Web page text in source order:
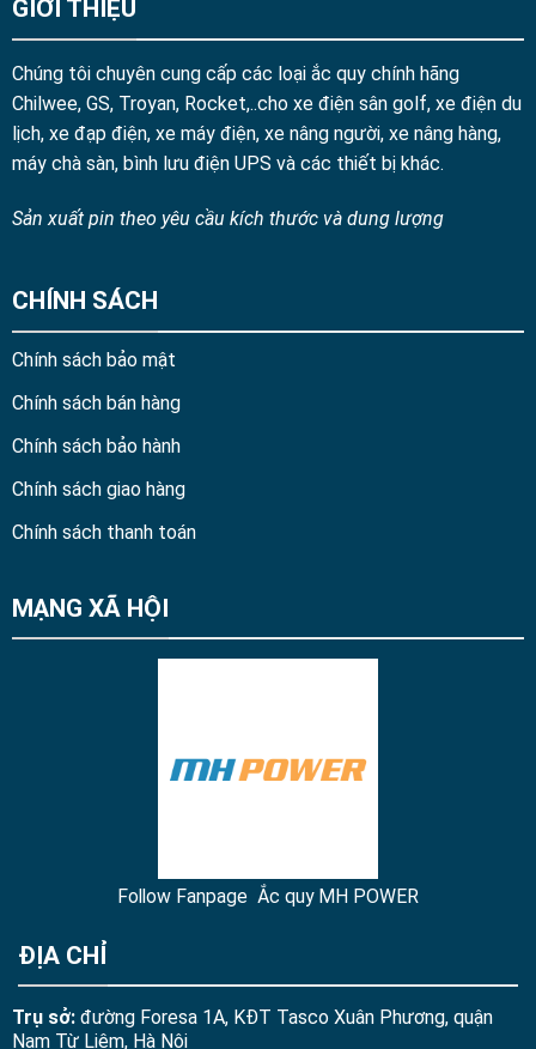
GIỚI THIỆU
Chúng tôi chuyên cung cấp các loại ắc quy chính hãng
Chilwee, GS, Troyan, Rocket,..cho xe điện sân golf, xe điện du
lịch, xe đạp điện, xe máy điện, xe nâng người, xe nâng hàng,
máy chà sàn, bình lưu điện UPS và các thiết bị khác.
Sản xuất pin theo yêu cầu kích thước và dung lượng
CHÍNH SÁCH
Chính sách bảo mật
Chính sách bán hàng
Chính sách bảo hành
Chính sách giao hàng
Chính sách thanh toán
MẠNG XÃ HỘI
Follow Fanpage Ắc quy MH POWER
ĐỊA CHỈ
Trụ sở:đường Foresa 1A, KĐT Tasco Xuân Phương, quận
Nam Từ Liêm, Hà Nội